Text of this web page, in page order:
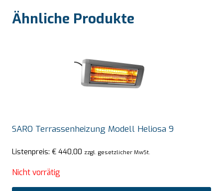
Ähnliche Produkte
SARO Terrassenheizung Modell Heliosa 9
Listenpreis: € 440,00 zzgl. gesetzlicher MwSt.
Nicht vorrätig